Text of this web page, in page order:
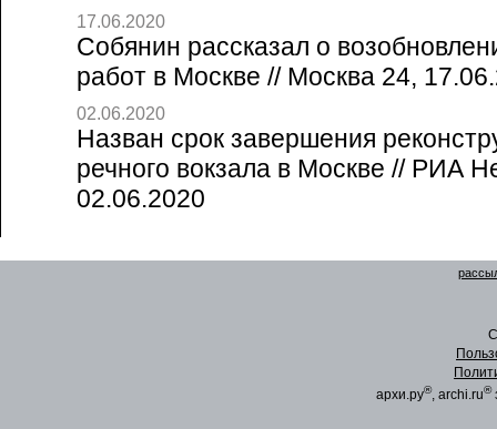
17.06.2020
Собянин рассказал о
работ в Москве // Москва 24,
02.06.2020
Назван срок завершения
речного вокзала в Москве // РИА
02.06.2020
архи.ру®, archi.ru®